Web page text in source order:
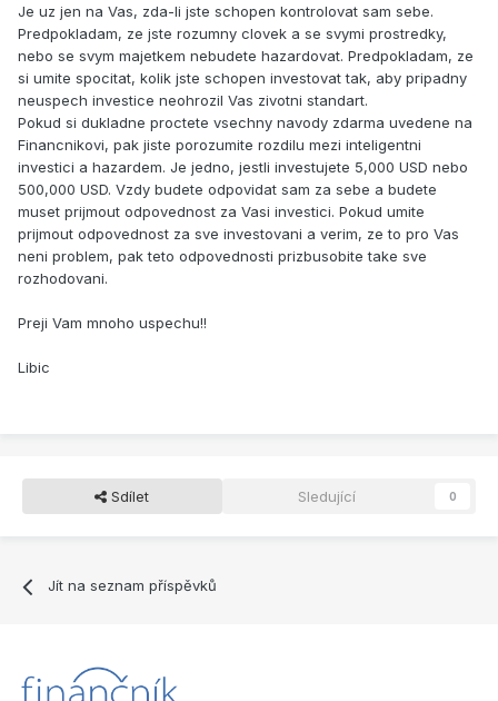
Je uz jen na Vas, zda-li jste schopen kontrolovat sam sebe.
Predpokladam, ze jste rozumny clovek a se svymi prostredky,
nebo se svym majetkem nebudete hazardovat. Predpokladam, ze
si umite spocitat, kolik jste schopen investovat tak, aby pripadny
neuspech investice neohrozil Vas zivotni standart.
Pokud si dukladne proctete vsechny navody zdarma uvedene na
Financnikovi, pak jiste porozumite rozdilu mezi inteligentni
investici a hazardem. Je jedno, jestli investujete 5,000 USD nebo
500,000 USD. Vzdy budete odpovidat sam za sebe a budete
muset prijmout odpovednost za Vasi investici. Pokud umite
prijmout odpovednost za sve investovani a verim, ze to pro Vas
neni problem, pak teto odpovednosti prizbusobite take sve
rozhodovani.
Preji Vam mnoho uspechu!!
Libic
Sdílet Sledující 0
Jít na seznam příspěvků